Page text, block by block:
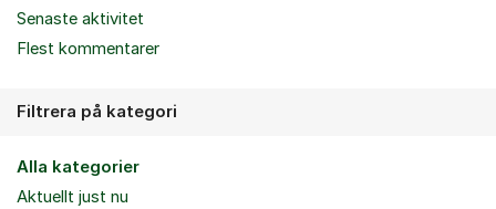
Senaste aktivitet
Flest kommentarer
Filtrera på kategori
Alla kategorier
Aktuellt just nu